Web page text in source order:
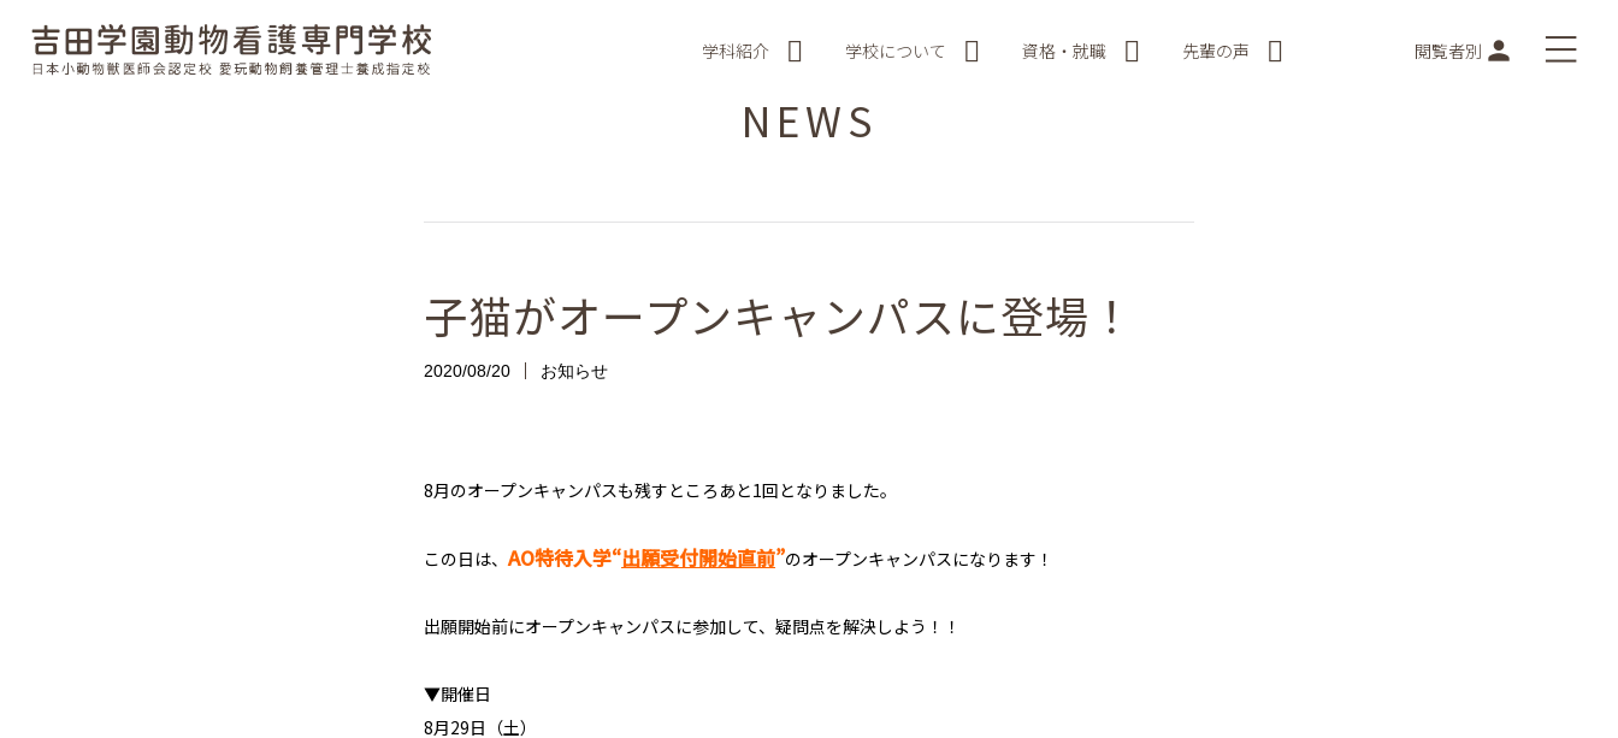
学科紹介 学校について 資格・就職 先輩の声 閲覧者別
NEWS
子猫がオープンキャンパスに登場！
2020/08/20 お知らせ
8月のオープンキャンパスも残すところあと1回となりました。
この日は、AO特待入学“出願受付開始直前”のオープンキャンパスになります！
出願開始前にオープンキャンパスに参加して、疑問点を解決しよう！！
▼開催日
8月29日（土）